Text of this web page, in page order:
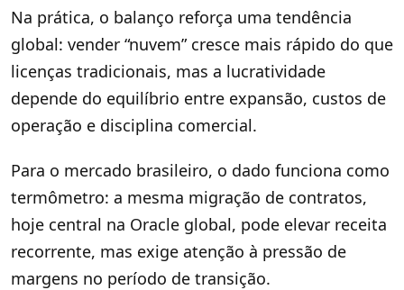
Na prática, o balanço reforça uma tendência
global: vender “nuvem” cresce mais rápido do que
licenças tradicionais, mas a lucratividade
depende do equilíbrio entre expansão, custos de
operação e disciplina comercial.
Para o mercado brasileiro, o dado funciona como
termômetro: a mesma migração de contratos,
hoje central na Oracle global, pode elevar receita
recorrente, mas exige atenção à pressão de
margens no período de transição.